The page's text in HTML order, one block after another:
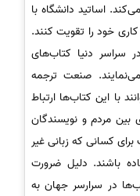
اساتید دانشگاه با
خود را تقویت کنند.
سراسر دنیا کتاب‌های
صنعت ترجمه
با این کتاب‌ها ارتباط
بین مردم و نویسندگان
کسانی که زبانی غیر
باشند. دلیل ضرورت
در سرارسر جهان به